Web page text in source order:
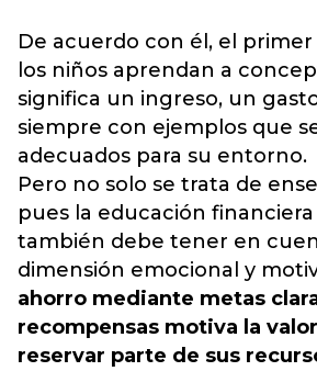
De acuerdo con él, el primer
los niños aprendan a
significa un ingreso, un
siempre con ejemplos que
adecuados para su entorno.
Pero no solo se trata de
pues la educación financiera
también debe tener en
dimensión emocional y
ahorro mediante metas
recompensas motiva la
reservar parte de sus